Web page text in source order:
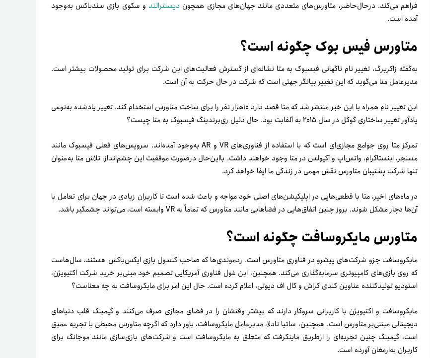
فراهم می‌کند. در‌حال‌حاضر، متاورس‌های متعددی مانند جهان‌های مجازی همچون دیسنترالند و سکوی بازی سندباکس به‌وجود
آمده است.
متاورس فیس بوک چگونه است؟
به‌گفته زاکربرگ، تغییر نام ناگهانی فیسبوک به متا نشانه‌ای از گسترش فعالیت‌های این شرکت برای تولید محصولات بیشتر است.
مدیرعامل متا می‌گوید که این تغییر بیانگر جهتی است که شرکت در حال حرکت به آن است.
این تغییر نام همراه با این خبر منتشر شد که متا قصد دارد ۱۰هزار نفر را برای ساخت متاورس استخدام کند. تغییر یادشده به‌نوعی
یادآور تغییر ساختاری گوگل در سال ۲۰۱۵ به آلفابت بود. حال دلیل ری‌برندینگ فیسبوک به متا چیست؟
تمرکز متا روی جوامع مجازی‌ای است که با استفاده از فناوری‌های VR و AR به‌وجود آمده‌اند. سرویس‌های فعلی فیسبوک مانند
مسنجر، اینستاگرام، واتس‌اپ و آکیولس در متا وجود خواهند داشت. با‌این‌حال در‌صورت موفقیت این چشم‌انداز، تلاش متا به‌عنوان
تنها شرکت پشتیبان متاورس نقش مهمی در زندگی ما ایفا خواهد کرد.
در ماه‌های اخیر، متا با قطعی‌هایی در اپلیکیشن‌های اصلی خود مواجه و باعث شده است تا کاربران زیادی در جهان برای تعامل با
آن‌ها دچار مشکل شوند. بروز چنین اتفاق‌هایی در فضاهایی مانند متاورس که تماماً به VR وابسته است‌، می‌تواند چشمگیر باشد.
متاورس مایکروسافت چگونه است؟
مایکروسافت جزو شرکت‌های پیشرو در فناوری متاورس است. ردموندی‌ها که صاحب کنسول بازی ایکس‌باکس هستند، سال‌هاست
که روی بازی‌های کامپیوتری سرمایه‌گذاری می‌کند. همچنین، این غول فناوری آمریکایی تصمیم خود مبنی‌بر خرید شرکت اکتیویژن،
استودیو تولیدکننده عناوین کندی کراش و کال اف دیوتی، اعلام کرده است. حال این امر برای مایکروسافت به چه معناست؟
مایکروسافت و اکتیویژن با کاربرانی سروکار دارند که بیشتر وقتشان را در فضای مجازی صرف می‌کنند و گیمینگ قلب دنیاهای
دیجیتالی مبتنی‌بر متاورس است. همچنین، ساتیا نادلا، مدیرعامل مایکروسافت، باور دارد که اگرچه متاورس محیطی با تجربه عمیق
است، گیمینگ چنین تجربه‌ای را ازطریق ماینکرفت که متعلق به مایکروسافت است و شرکت‌های بازی‌سازی مانند موجانگ برای
کاربران به‌ارمغان آورده است.